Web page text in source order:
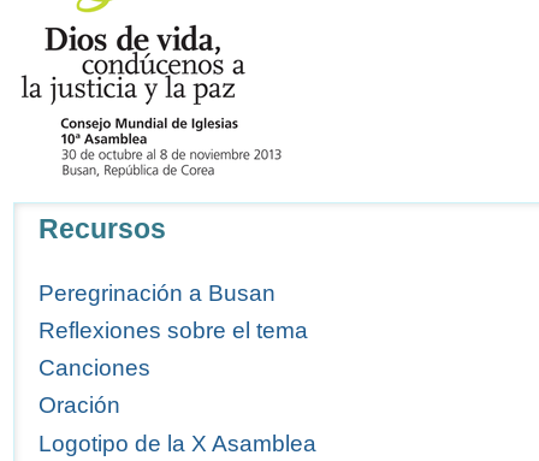
Recursos
Peregrinación a Busan
Reflexiones sobre el tema
Canciones
Oración
Logotipo de la X Asamblea